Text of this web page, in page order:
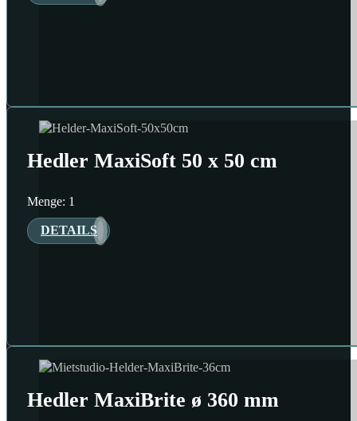
Hedler MaxiSoft 50 x 50 cm
Menge: 1
DETAILS
Hedler MaxiBrite ø 360 mm